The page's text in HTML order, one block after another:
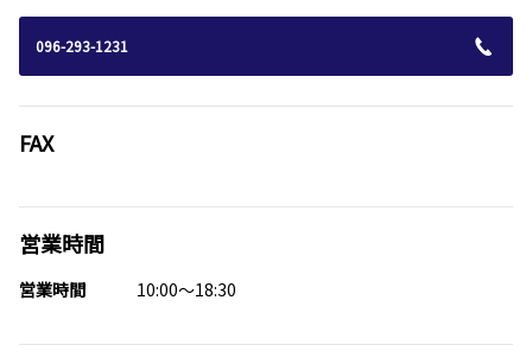
096-293-1231
FAX
営業時間
営業時間 10:00～18:30